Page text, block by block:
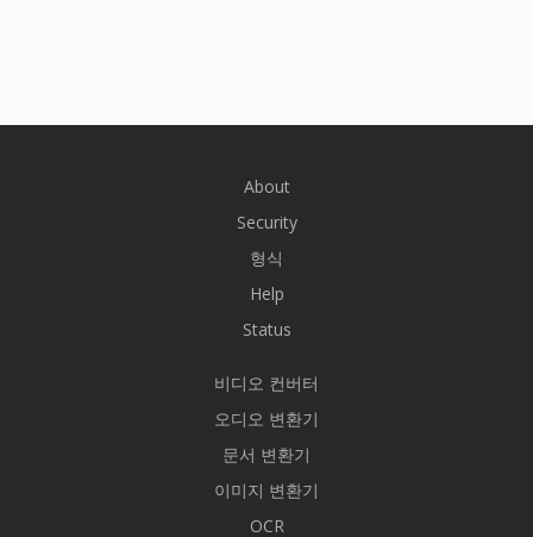
About
Security
형식
Help
Status
비디오 컨버터
오디오 변환기
문서 변환기
이미지 변환기
OCR